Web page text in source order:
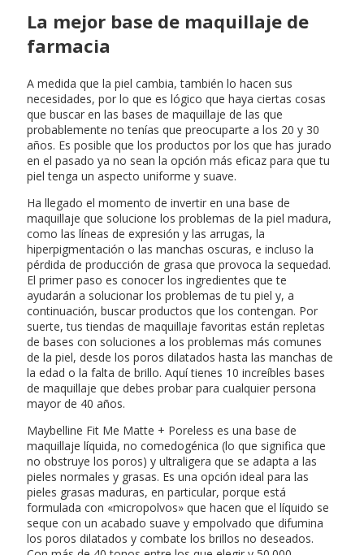
La mejor base de maquillaje de
farmacia
A medida que la piel cambia, también lo hacen sus
necesidades, por lo que es lógico que haya ciertas cosas
que buscar en las bases de maquillaje de las que
probablemente no tenías que preocuparte a los 20 y 30
años. Es posible que los productos por los que has jurado
en el pasado ya no sean la opción más eficaz para que tu
piel tenga un aspecto uniforme y suave.
Ha llegado el momento de invertir en una base de
maquillaje que solucione los problemas de la piel madura,
como las líneas de expresión y las arrugas, la
hiperpigmentación o las manchas oscuras, e incluso la
pérdida de producción de grasa que provoca la sequedad.
El primer paso es conocer los ingredientes que te
ayudarán a solucionar los problemas de tu piel y, a
continuación, buscar productos que los contengan. Por
suerte, tus tiendas de maquillaje favoritas están repletas
de bases con soluciones a los problemas más comunes
de la piel, desde los poros dilatados hasta las manchas de
la edad o la falta de brillo. Aquí tienes 10 increíbles bases
de maquillaje que debes probar para cualquier persona
mayor de 40 años.
Maybelline Fit Me Matte + Poreless es una base de
maquillaje líquida, no comedogénica (lo que significa que
no obstruye los poros) y ultraligera que se adapta a las
pieles normales y grasas. Es una opción ideal para las
pieles grasas maduras, en particular, porque está
formulada con «micropolvos» que hacen que el líquido se
seque con un acabado suave y empolvado que difumina
los poros dilatados y combate los brillos no deseados.